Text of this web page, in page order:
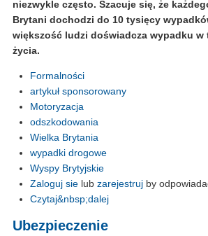
niezwykle często. Szacuje się, że
Brytani dochodzi do 10 tysięcy
większość ludzi doświadcza wypadku w
życia.
Formalności
artykuł sponsorowany
Motoryzacja
odszkodowania
Wielka Brytania
wypadki drogowe
Wyspy Brytyjskie
Zaloguj sie lub zarejestruj by
Czytaj&nbsp;dalej
Ubezpieczenie